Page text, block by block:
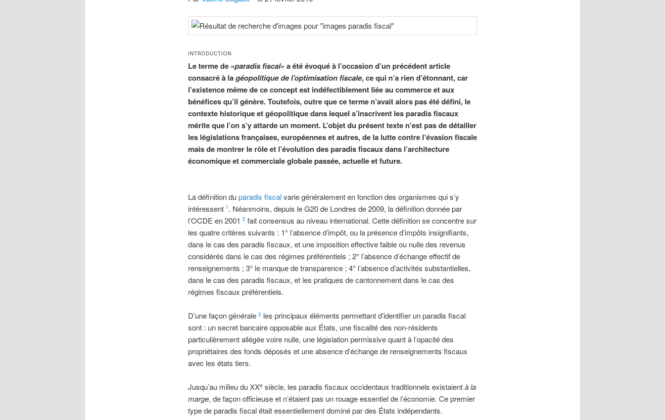
INTRODUCTION
Le terme de «paradis fiscal» a été évoqué à l’occasion d’un précédent article
consacré à lagéopolitique de l’optimisation fiscale, ce qui n’a rien d’étonnant, car
l’existence même de ce concept est indéfectiblement liée au commerce et aux
bénéfices qu’il génère. Toutefois, outre que ce terme n’avait alors pas été défini, le
contexte historique et géopolitique dans lequel s’inscrivent les paradis fiscaux
mérite que l’on s’y attarde un moment. L’objet du présent texte n’est pas de détailler
les législations françaises, européennes et autres, de la lutte contre l’évasion fiscale
mais de montrer le rôle et l’évolution des paradis fiscaux dans l’architecture
économique et commerciale globale passée, actuelle et future.
La définition duparadis fiscalvarie généralement en fonction des organismes qui s’y
intéressent 1 . Néanmoins, depuis le G20 de Londres de 2009, la définition donnée par
l’OCDE en 2001 2 fait consensus au niveau international. Cette définition se concentre sur
les quatre critères suivants : 1° l’absence d’impôt, ou la présence d’impôts insignifiants,
dans le cas des paradis fiscaux, et une imposition effective faible ou nulle des revenus
considérés dans le cas des régimes préférentiels ; 2° l’absence d’échange effectif de
renseignements ; 3° le manque de transparence ; 4° l’absence d’activités substantielles,
dans le cas des paradis fiscaux, et les pratiques de cantonnement dans le cas des
régimes fiscaux préférentiels.
D’une façon générale 3 les principaux éléments permettant d’identifier un paradis fiscal
sont : un secret bancaire opposable aux États, une fiscalité des non-résidents
particulièrement allégée voire nulle, une législation permissive quant à l’opacité des
propriétaires des fonds déposés et une absence d’échange de renseignements fiscaux
avec les états tiers.
Jusqu’au milieu du XXe siècle, les paradis fiscaux occidentaux traditionnels existaientà la
marge, de façon officieuse et n’étaient pas un rouage essentiel de l’économie. Ce premier
type de paradis fiscal était essentiellement dominé par des États indépendants.